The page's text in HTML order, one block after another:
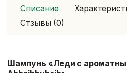
Описание
Отзывы (0)
Шампунь «Леди с